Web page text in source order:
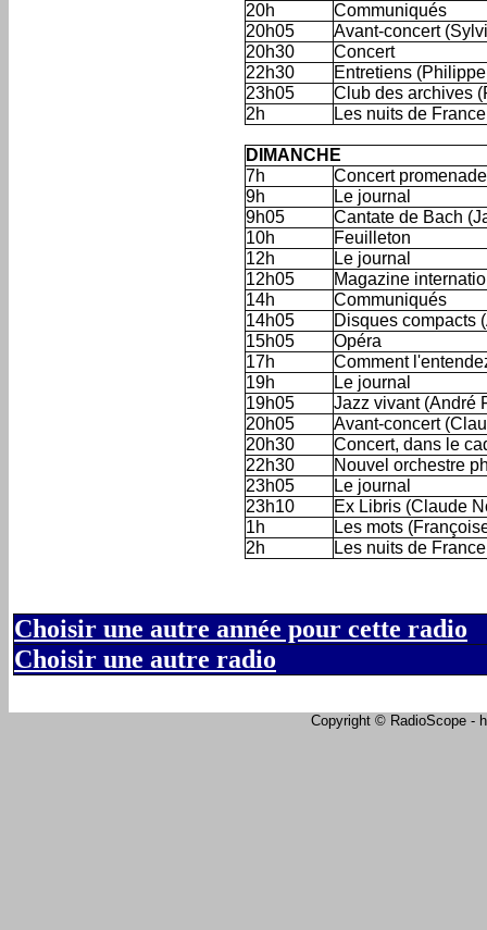
20h
Communiqués
20h05
Avant-concert
20h30
Concert
22h30
Entretiens
23h05
Club des archives
2h
Les nuits de
DIMANCHE
7h
Concert
9h
Le journal
9h05
Cantate de Bach
10h
Feuilleton
12h
Le journal
12h05
Magazine
14h
Communiqués
14h05
Disques compacts
15h05
Opéra
17h
Comment
19h
Le journal
19h05
Jazz vivant (André
20h05
Avant-concert
20h30
Concert, dans le
22h30
Nouvel orchestre
23h05
Le journal
23h10
Ex Libris (Claude
1h
Les mots
2h
Les nuits de
Choisir une autre année pour cette radio
Choisir une autre radio
Copyright © RadioScope -